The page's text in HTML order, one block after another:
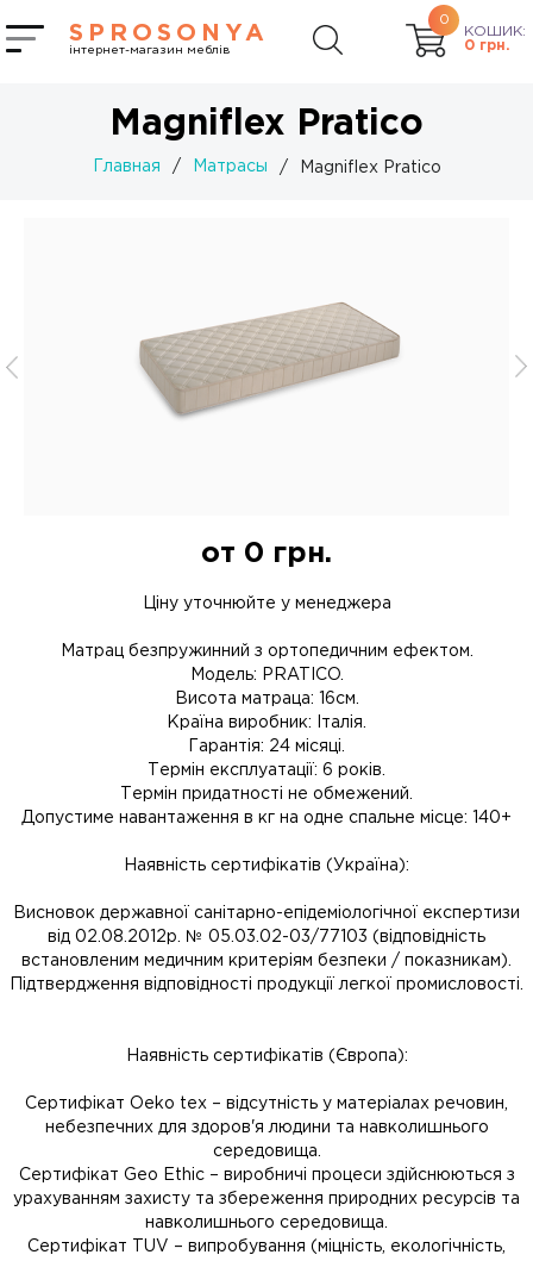
SPROSONYA
інтернет-магазин меблів
0
КОШИК:
0 грн.
Magniflex Pratico
Главная / Матрасы / Magniflex Pratico
от 0 грн.
Ціну уточнюйте у менеджера
Матрац безпружинний з ортопедичним ефектом.
Модель: PRATICO.
Висота матраца: 16см.
Країна виробник: Італія.
Гарантія: 24 місяці.
Термін експлуатації: 6 років.
Термін придатності не обмежений.
Допустиме навантаження в кг на одне спальне місце: 140+
Наявність сертифікатів (Україна):
Висновок державної санітарно-епідеміологічної експертизи
від 02.08.2012р. № 05.03.02-03/77103 (відповідність
встановленим медичним критеріям безпеки / показникам).
Підтвердження відповідності продукції легкої промисловості.
Наявність сертифікатів (Європа):
Сертифікат Oeko tex – відсутність у матеріалах речовин,
небезпечних для здоров'я людини та навколишнього
середовища.
Сертифікат Geo Ethic – виробничі процеси здійснюються з
урахуванням захисту та збереження природних ресурсів та
навколишнього середовища.
Сертифікат TUV – випробування (міцність, екологічність,